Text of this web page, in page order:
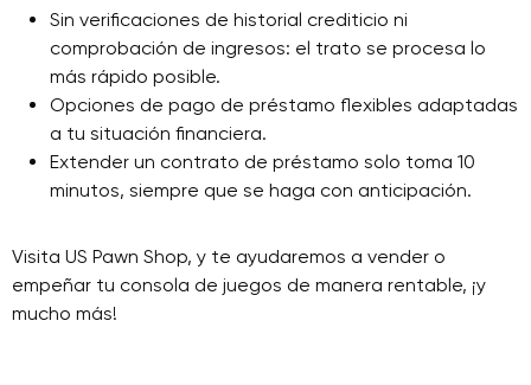
Sin verificaciones de historial crediticio ni
comprobación de ingresos: el trato se procesa lo
más rápido posible.
Opciones de pago de préstamo flexibles adaptadas
a tu situación financiera.
Extender un contrato de préstamo solo toma 10
minutos, siempre que se haga con anticipación.
Visita US Pawn Shop, y te ayudaremos a vender o
empeñar tu consola de juegos de manera rentable, ¡y
mucho más!